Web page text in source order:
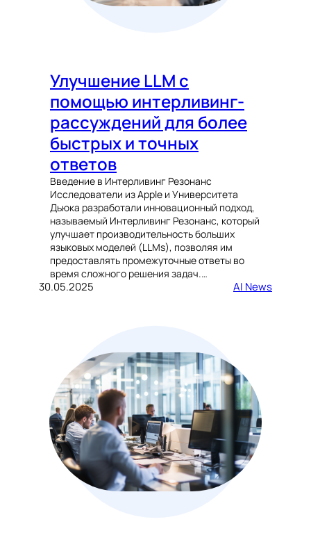
Улучшение LLM с
помощью интерливинг-
рассуждений для более
быстрых и точных
ответов
Введение в Интерливинг Резонанс
Исследователи из Apple и Университета
Дьюка разработали инновационный подход,
называемый Интерливинг Резонанс, который
улучшает производительность больших
языковых моделей (LLMs), позволяя им
предоставлять промежуточные ответы во
время сложного решения задач.…
30.05.2025 AI News